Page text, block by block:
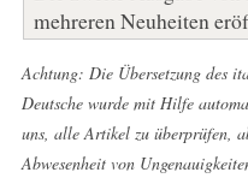
mehreren Neuheiten
Achtung: Die Übersetzung des
Deutsche wurde mit Hilfe
uns, alle Artikel zu überprüfen,
Abwesenheit von